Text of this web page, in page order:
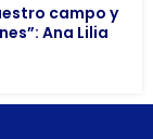
campo y
Ana Lilia